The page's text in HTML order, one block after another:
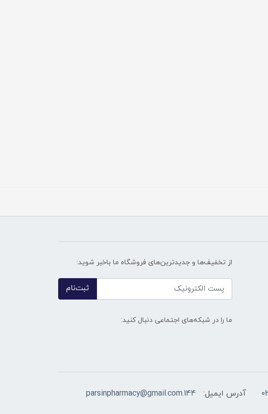
از تخفیف‌ها و جدیدترین‌های فروشگاه ما باخبر شوید:
ثبت‌نام
ما را در شبکه‌های اجتماعی دنبال کنید:
آدرس ایمیل: 144.parsinpharmacy@gmail.com